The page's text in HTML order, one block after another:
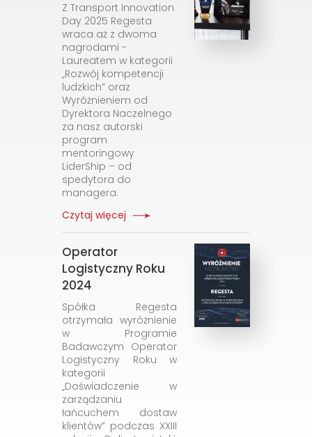
Z Transport Innovation
Day 2025 Regesta
wraca aż z dwoma
nagrodami -
Laureatem w kategorii
„Rozwój kompetencji
ludzkich” oraz
Wyróżnieniem od
Dyrektora Naczelnego
za nasz autorski
program
mentoringowy
LiderShip – od
spedytora do
managera.
Czytaj więcej
Operator
Logistyczny Roku
2024
Spółka Regesta
otrzymała wyróżnienie
w Programie
Badawczym Operator
Logistyczny Roku w
kategorii
„Doświadczenie w
zarządzaniu
łańcuchem dostaw
klientów” podczas XXIII